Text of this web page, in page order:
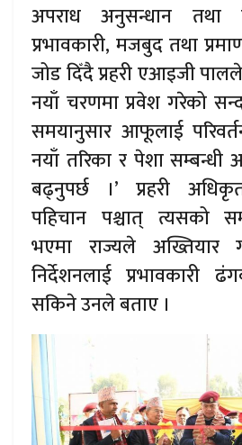
अपराध अनुसन्धान तथा
प्रभावकारी, मजबुद तथा
जोड दिँदै प्रहरी एआइजी
नयाँ चरणमा प्रवेश गरेको
समयानुसार आफूलाई
नयाँ तरिका र पेशा सम्बन्धी
बढ्नुपर्छ ।’ प्रहरी
पहिचान पश्चात् त्यसको
भएमा राज्यले अख्तियार
निर्देशनलाई प्रभावकारी
सकिने उनले बताए ।